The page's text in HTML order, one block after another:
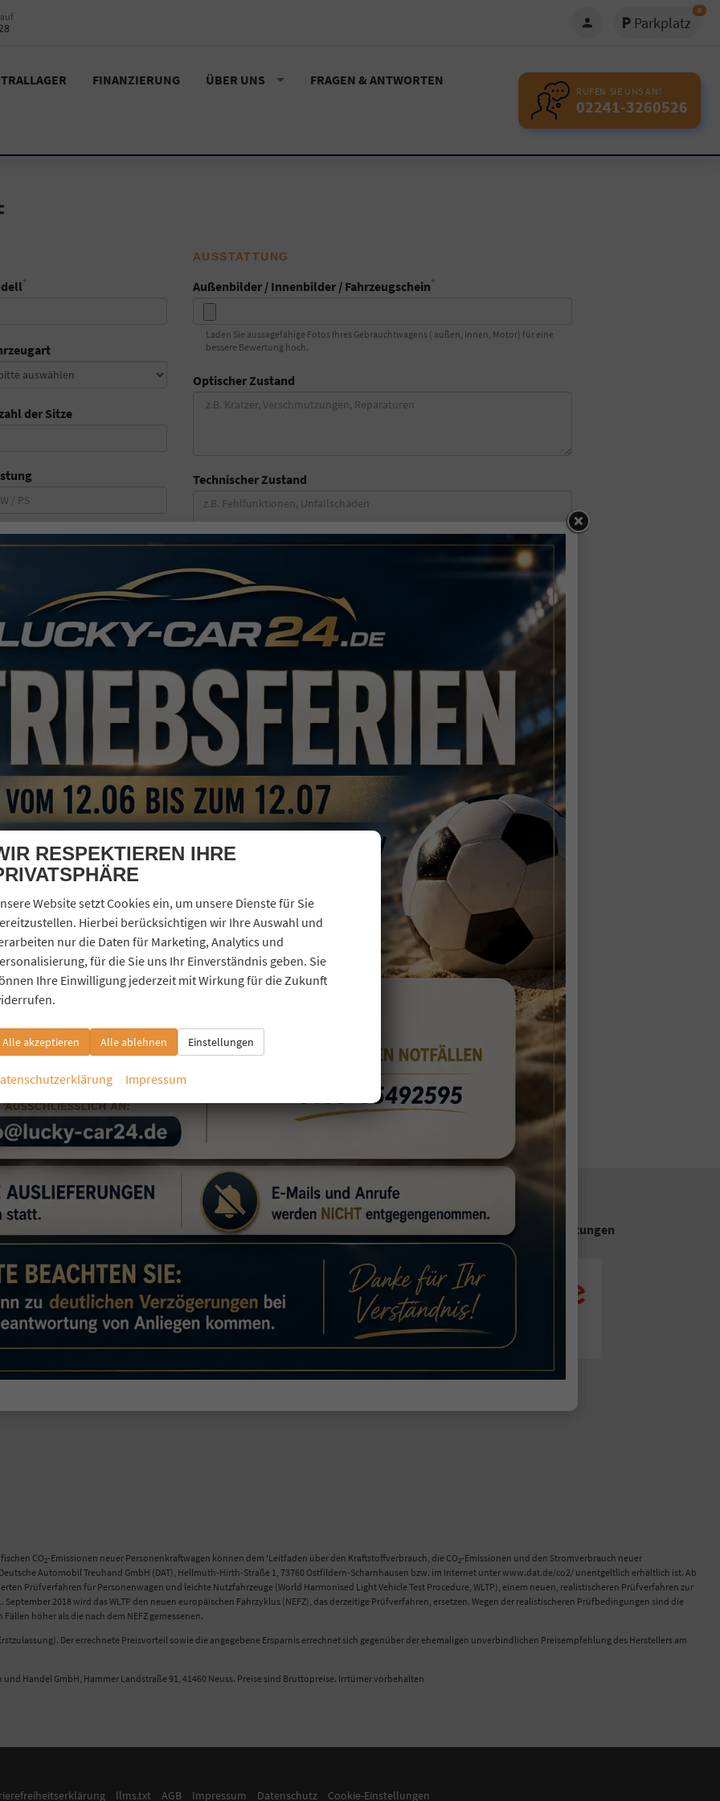
Parkplatz
0
FINANZIERUNG ÜBER UNS FRAGEN & ANTWORTEN
RUFEN SIE UNS AN!
02241-3260526
*
der Sitze
*
*
AUSSTATTUNG
Außenbilder / Innenbilder / Fahrzeugschein*
Laden Sie aussagefähige Fotos Ihres Gebrauchtwagens ( außen, innen, Motor) für eine
bessere Bewertung hoch.
Optischer Zustand
Technischer Zustand
Ausstattung
* Vorname Nachname*
E-Mail*
*
Informationen und Kontaktdaten dazu verwendet, um mit mir anlässlich meiner Kontaktaufnahme in Verbindung zu treten, in diesem
Anfrage zu bearbeiten und abzuwickeln. Dies gilt insbesondere für die Verwendung der E-Mail-Adresse und der Telefonnummer zu den
werden.
Öffnungszeiten
Folgen Sie uns
Unsere Google Bewertungen
CO2-Emissionen neuer Personenkraftwagen können dem 'Leitfaden über den Kraftstoffverbrauch, die CO2-Emissionen und den Stromverbrauch neuer
Automobil Treuhand GmbH (DAT), Hellmuth-Hirth-Straße 1, 73760 Ostfildern-Scharnhausen bzw. im Internet unter www.dat.de/co2/ unentgeltlich erhältlich ist. Ab
Prüfverfahren für Personenwagen und leichte Nutzfahrzeuge (World Harmonised Light Vehicle Test Procedure, WLTP), einem neuen, realistischeren Prüfverfahren zur
2018 wird das WLTP den neuen europäischen Fahrzyklus (NEFZ), das derzeitige Prüfverfahren, ersetzen. Wegen der realistischeren Prüfbedingungen sind die
höher als die nach dem NEFZ gemessenen.
Der errechnete Preisvorteil sowie die angegebene Ersparnis errechnet sich gegenüber der ehemaligen unverbindlichen Preisempfehlung des Herstellers am
Handel GmbH, Hammer Landstraße 91, 41460 Neuss. Preise sind Bruttopreise. Irrtümer vorbehalten
llms.txt AGB Impressum Datenschutz Cookie-Einstellungen
RESPEKTIEREN IHRE
Website setzt Cookies ein, um unsere Dienste für Sie
Hierbei berücksichtigen wir Ihre Auswahl und
nur die Daten für Marketing, Analytics und
für die Sie uns Ihr Einverständnis geben. Sie
Ihre Einwilligung jederzeit mit Wirkung für die Zukunft
Alle akzeptieren Alle ablehnen Einstellungen
Impressum